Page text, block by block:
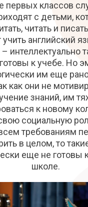
первых классов
с детьми,
читать и
учить английский
интеллектуально
к учебе. Но
им еще
как они не
знаний, им
к новому
социальную
требованиям
в целом, то
еще не готовы
школе.